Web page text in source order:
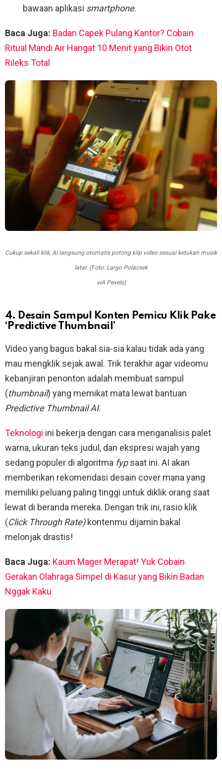
bawaan aplikasi smartphone.
Baca Juga: Badan Capek Pulang Kantor? Cobain
Ritual Mandi Air Hangat 10 Menit yang Bikin Otot
Rileks Total
Cukup sekali klik, AI langsung otomatis potong klip video sesuai ketukan musik
latar. (Foto: Largo Polacsek
viA Pexels)
4. Desain Sampul Konten Pemicu Klik Pake
‘Predictive Thumbnail’
Video yang bagus bakal sia-sia kalau tidak ada yang
mau mengklik sejak awal. Trik terakhir agar videomu
kebanjiran penonton adalah membuat sampul
(thumbnail) yang memikat mata lewat bantuan
Predictive Thumbnail AI.
Teknologi ini bekerja dengan cara menganalisis palet
warna, ukuran teks judul, dan ekspresi wajah yang
sedang populer di algoritma fypsaat ini. AI akan
memberikan rekomendasi desain cover mana yang
memiliki peluang paling tinggi untuk diklik orang saat
lewat di beranda mereka. Dengan trik ini, rasio klik
(Click Through Rate)kontenmu dijamin bakal
melonjak drastis!
Baca Juga: Kaum Mager Merapat! Yuk Cobain
Gerakan Olahraga Simpel di Kasur yang Bikin Badan
Nggak Kaku